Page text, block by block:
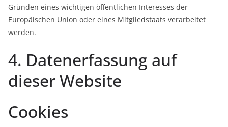
Gründen eines wichtigen öffentlichen Interesses der
Europäischen Union oder eines Mitgliedstaats verarbeitet
werden.
4. Datenerfassung auf
dieser Website
Cookies